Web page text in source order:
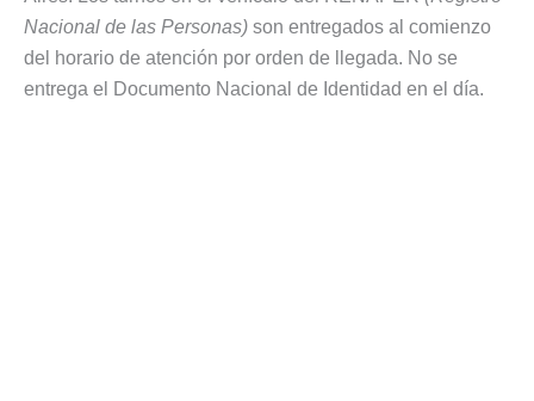
Nacional de las Personas) son entregados al comienzo
del horario de atención por orden de llegada. No se
entrega el Documento Nacional de Identidad en el día.